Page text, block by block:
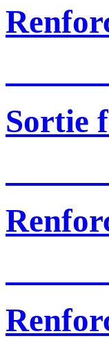
Sortie